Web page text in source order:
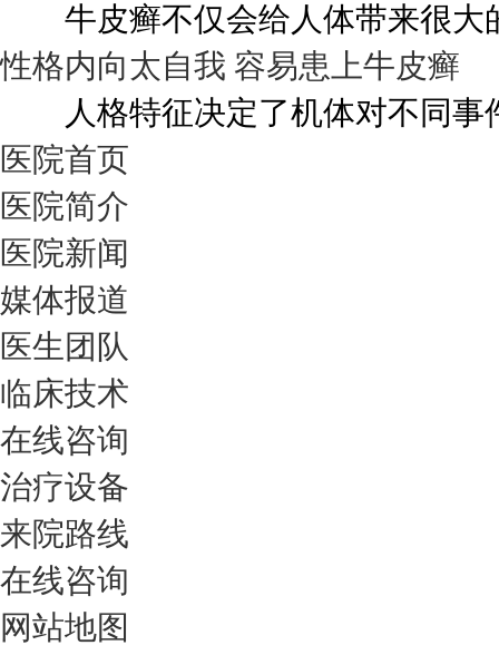
牛皮癣不仅会给人体带来很大
性格内向太自我 容易患上牛皮癣
人格特征决定了机体对不同事
医院首页
医院简介
医院新闻
媒体报道
医生团队
临床技术
在线咨询
治疗设备
来院路线
在线咨询
网站地图